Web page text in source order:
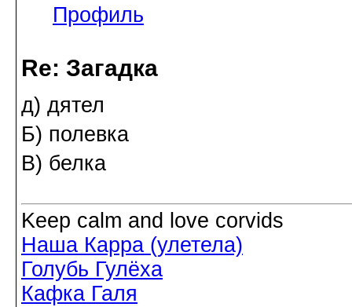
Профиль
Re: Загадка
д) дятел
Б) полевка
В) белка
Keep calm and love corvids
Наша Карра (улетела)
Голубь Гулёха
Кафка Галя